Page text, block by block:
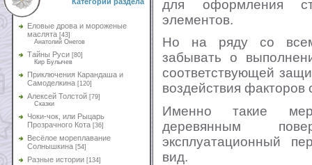
Еловые дрова и мороженые
маслята [43]
Анатолий Онегов
Тайны Руси [80]
Кир Булычев
Приключения Карандаша и
Самоделкина [120]
Алексей Толстой [79]
Сказки
Чоки-чок, или Рыцарь
Прозрачного Кота [36]
Весёлое мореплавание
Солнышкина [54]
Разные истории [134]
для оформления
элементов.
Но на ряду со
забывать о
соответствующей
воздействия
Именно такие
деревянным
эксплуатационный
вид.